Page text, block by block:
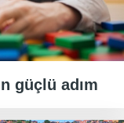
güçlü adım